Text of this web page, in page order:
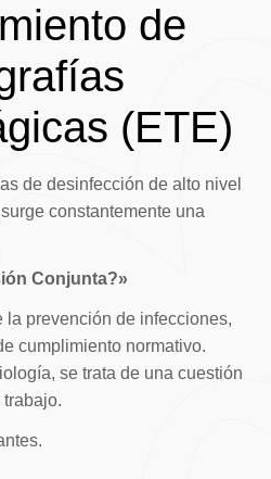
de
(ETE)
de desinfección de alto nivel
constantemente una
Conjunta?»
la prevención de infecciones,
cumplimiento normativo.
se trata de una cuestión